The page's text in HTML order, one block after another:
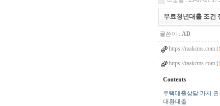
무료청년대출 조건
글쓴이 : AD
https://raakcms.com
https://raakcms.com
Contents
주택대출상담 가치
대환대출